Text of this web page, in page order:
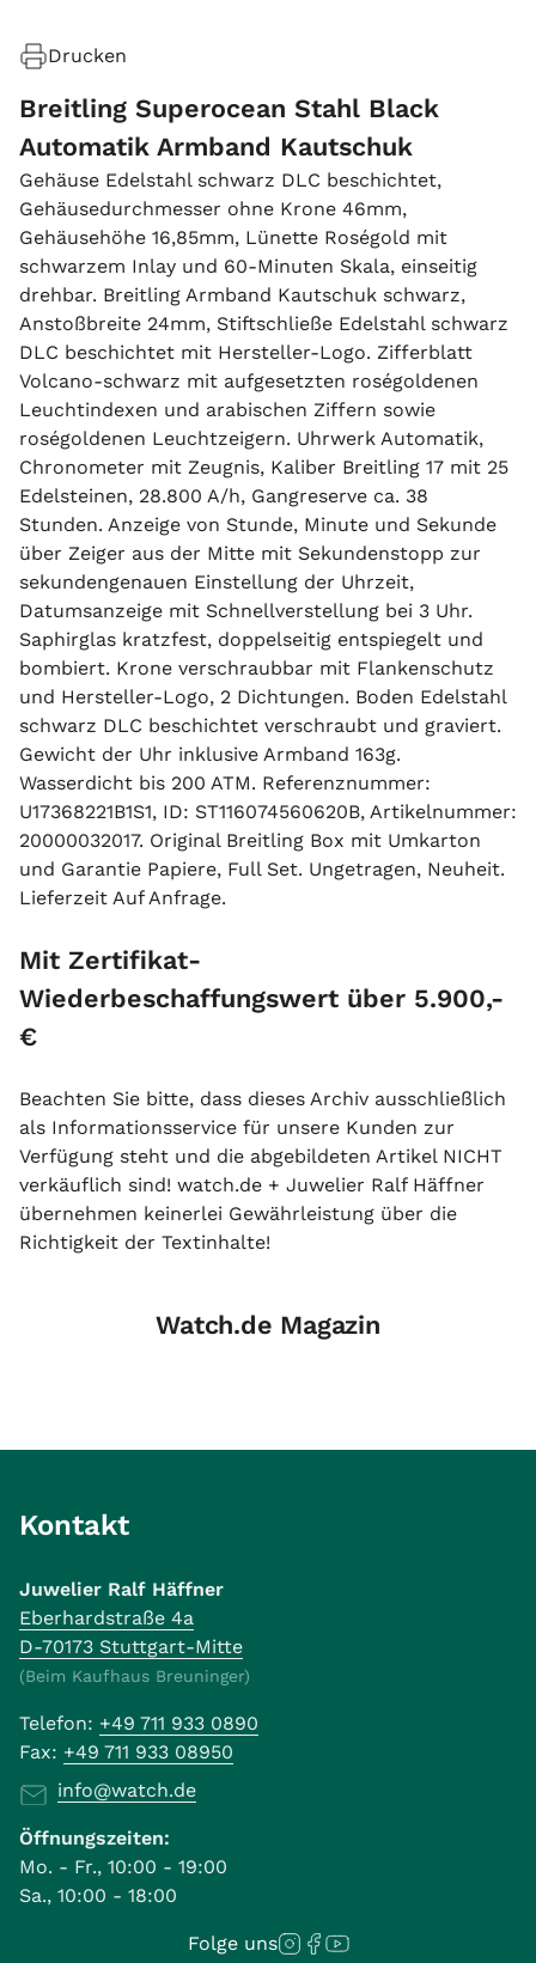
Drucken
Breitling Superocean Stahl Black
Automatik Armband Kautschuk
Gehäuse Edelstahl schwarz DLC beschichtet,
Gehäusedurchmesser ohne Krone 46mm,
Gehäusehöhe 16,85mm, Lünette Roségold mit
schwarzem Inlay und 60-Minuten Skala, einseitig
drehbar. Breitling Armband Kautschuk schwarz,
Anstoßbreite 24mm, Stiftschließe Edelstahl schwarz
DLC beschichtet mit Hersteller-Logo. Zifferblatt
Volcano-schwarz mit aufgesetzten roségoldenen
Leuchtindexen und arabischen Ziffern sowie
roségoldenen Leuchtzeigern. Uhrwerk Automatik,
Chronometer mit Zeugnis, Kaliber Breitling 17 mit 25
Edelsteinen, 28.800 A/h, Gangreserve ca. 38
Stunden. Anzeige von Stunde, Minute und Sekunde
über Zeiger aus der Mitte mit Sekundenstopp zur
sekundengenauen Einstellung der Uhrzeit,
Datumsanzeige mit Schnellverstellung bei 3 Uhr.
Saphirglas kratzfest, doppelseitig entspiegelt und
bombiert. Krone verschraubbar mit Flankenschutz
und Hersteller-Logo, 2 Dichtungen. Boden Edelstahl
schwarz DLC beschichtet verschraubt und graviert.
Gewicht der Uhr inklusive Armband 163g.
Wasserdicht bis 200 ATM. Referenznummer:
U17368221B1S1, ID: ST116074560620B, Artikelnummer:
20000032017. Original Breitling Box mit Umkarton
und Garantie Papiere, Full Set. Ungetragen, Neuheit.
Lieferzeit Auf Anfrage.
Mit Zertifikat-
Wiederbeschaffungswert über 5.900,-
€
Beachten Sie bitte, dass dieses Archiv ausschließlich
als Informationsservice für unsere Kunden zur
Verfügung steht und die abgebildeten Artikel NICHT
verkäuflich sind! watch.de + Juwelier Ralf Häffner
übernehmen keinerlei Gewährleistung über die
Richtigkeit der Textinhalte!
Watch.de Magazin
Kontakt
Juwelier Ralf Häffner
Eberhardstraße 4a
D-70173 Stuttgart-Mitte
(Beim Kaufhaus Breuninger)
Telefon: +49 711 933 0890
Fax: +49 711 933 08950
info@watch.de
Öffnungszeiten:
Mo. - Fr., 10:00 - 19:00
Sa., 10:00 - 18:00
Folge uns